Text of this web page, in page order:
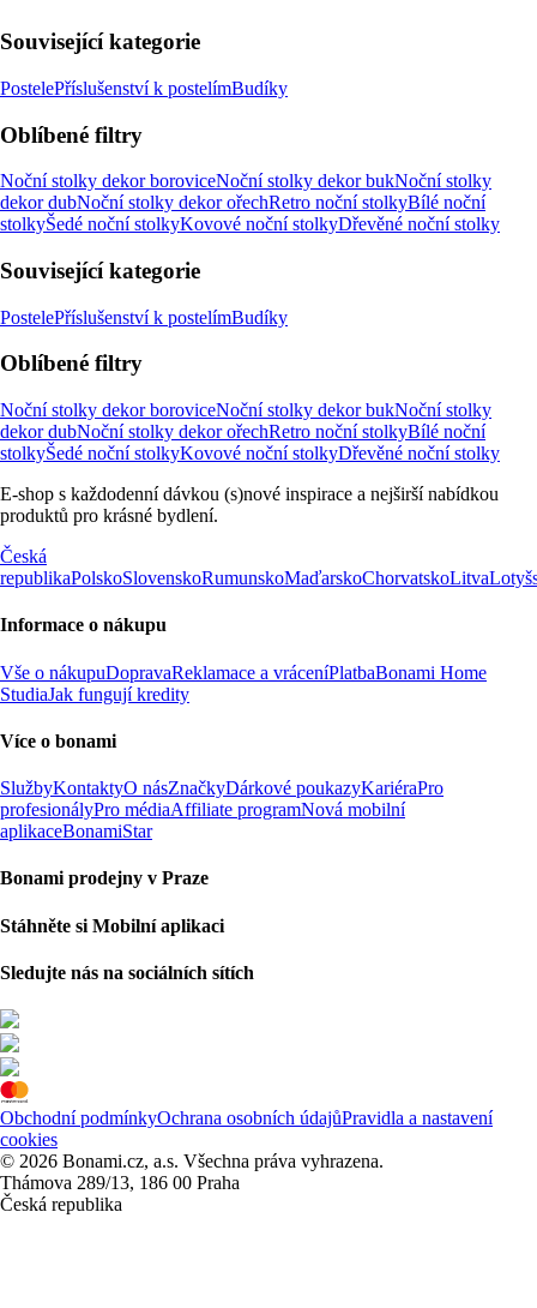
Související kategorie
PostelePříslušenství k postelímBudíky
Oblíbené filtry
Noční stolky dekor boroviceNoční stolky dekor bukNoční stolky
dekor dubNoční stolky dekor ořechRetro noční stolkyBílé noční
stolkyŠedé noční stolkyKovové noční stolkyDřevěné noční stolky
Související kategorie
PostelePříslušenství k postelímBudíky
Oblíbené filtry
Noční stolky dekor boroviceNoční stolky dekor bukNoční stolky
dekor dubNoční stolky dekor ořechRetro noční stolkyBílé noční
stolkyŠedé noční stolkyKovové noční stolkyDřevěné noční stolky
E-shop s každodenní dávkou (s)nové inspirace a nejširší nabídkou
produktů pro krásné bydlení.
Česká
republikaPolskoSlovenskoRumunskoMaďarskoChorvatskoLitva
Informace o nákupu
Vše o nákupuDopravaReklamace a vráceníPlatbaBonami Home
StudiaJak fungují kredity
Více o bonami
SlužbyKontaktyO násZnačkyDárkové poukazyKariéraPro
profesionályPro médiaAffiliate programNová mobilní
aplikaceBonamiStar
Bonami prodejny v Praze
Stáhněte si Mobilní aplikaci
Sledujte nás na sociálních sítích
Obchodní podmínkyOchrana osobních údajůPravidla a nastavení
cookies
© 2026 Bonami.cz, a.s. Všechna práva vyhrazena.
Thámova 289/13, 186 00 Praha
Česká republika